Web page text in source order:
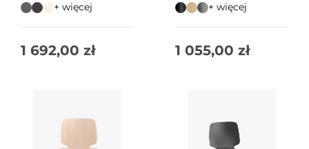
+ więcej
1 692,00 zł
+ więcej
1 055,00 zł